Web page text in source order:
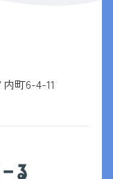
町6-4-11